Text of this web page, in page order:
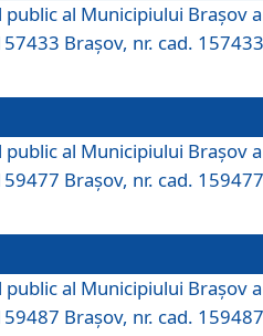
al Municipiului Braşov a
Brașov, nr. cad.
al Municipiului Braşov a
Brașov, nr. cad.
al Municipiului Braşov a
Brașov, nr. cad.